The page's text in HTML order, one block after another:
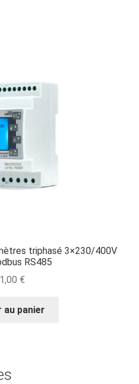
triphasé 3×230/400V
RS485
€
au panier